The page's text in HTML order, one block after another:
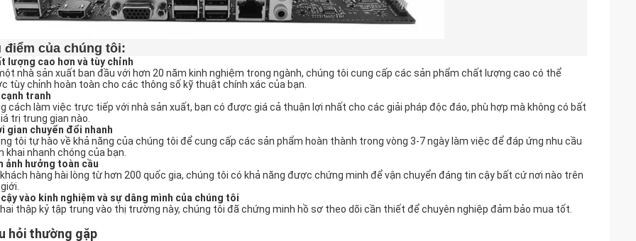
điểm của chúng tôi:
lượng cao hơn và tùy chỉnh
nhà sản xuất ban đầu với hơn 20 năm kinh nghiệm trong ngành, chúng tôi cung cấp các sản phẩm chất lượng cao có thể
tùy chỉnh hoàn toàn cho các thông số kỹ thuật chính xác của bạn.
cạnh tranh
cách làm việc trực tiếp với nhà sản xuất, bạn có được giá cả thuận lợi nhất cho các giải pháp độc đáo, phù hợp mà không có bất
trị trung gian nào.
gian chuyển đổi nhanh
tôi tự hào về khả năng của chúng tôi để cung cấp các sản phẩm hoàn thành trong vòng 3-7 ngày làm việc để đáp ứng nhu cầu
khai nhanh chóng của bạn.
ảnh hưởng toàn cầu
hàng hài lòng từ hơn 200 quốc gia, chúng tôi có khả năng được chứng minh để vận chuyển đáng tin cậy bất cứ nơi nào trên
vào kinh nghiệm và sự dâng mình của chúng tôi
thập kỷ tập trung vào thị trường này, chúng tôi đã chứng minh hồ sơ theo dõi cần thiết để chuyên nghiệp đảm bảo mua tốt.
hỏi thường gặp